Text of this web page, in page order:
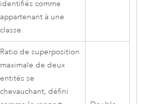
identifiés comme
appartenant à une
classe.
Ratio de superposition
maximale de deux
entités se
chevauchant, défini